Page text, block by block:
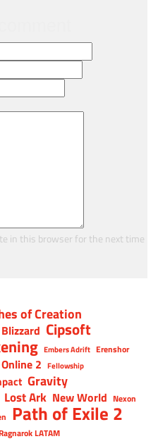
in this browser for the next time
of Creation
Blizzard Cipsoft
Embers Adrift Erenshor
2 Fellowship
Gravity
Lost Ark New World Nexon
Path of Exile 2
LATAM